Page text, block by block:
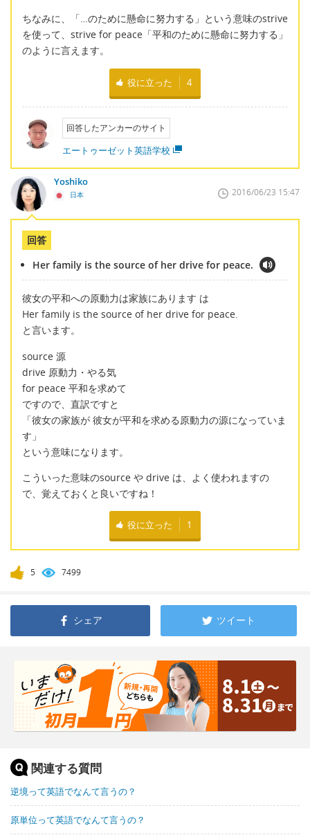
ちなみに、「…のために懸命に努力する」という意味のstrive
を使って、strive for peace「平和のために懸命に努力する」
のように言えます。
役に立った 4
回答したアンカーのサイト
エートゥーゼット英語学校
Yoshiko
日本 2016/06/23 15:47
回答
Her family is the source of her drive for peace.
彼女の平和への原動力は家族にあります は
Her family is the source of her drive for peace.
と言います。
source 源
drive 原動力・やる気
for peace 平和を求めて
ですので、直訳ですと
「彼女の家族が 彼女が平和を求める原動力の源になっていま
す」
という意味になります。
こういった意味のsource や drive は、よく使われますの
で、覚えておくと良いですね！
役に立った 1
5 7499
シェア ツイート
関連する質問
逆境って英語でなんて言うの？
原単位って英語でなんて言うの？